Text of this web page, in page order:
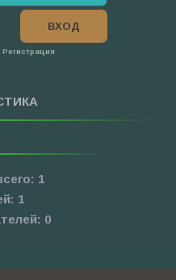
Регистрация
1
1
0